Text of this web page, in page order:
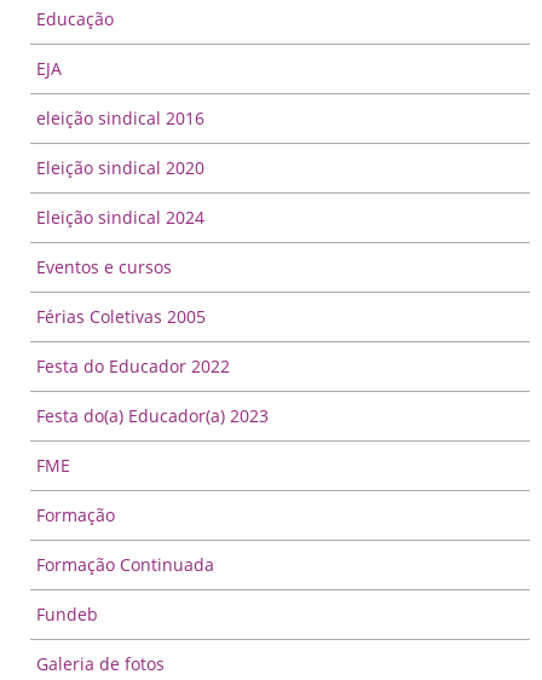
Educação
EJA
eleição sindical 2016
Eleição sindical 2020
Eleição sindical 2024
Eventos e cursos
Férias Coletivas 2005
Festa do Educador 2022
Festa do(a) Educador(a) 2023
FME
Formação
Formação Continuada
Fundeb
Galeria de fotos